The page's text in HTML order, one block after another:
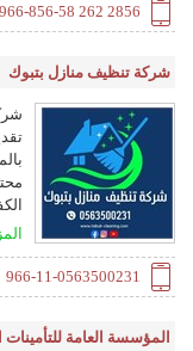
966-856-58 262 2856
شركة تنظيف منازل بتبوك
966-11-0563500231
المؤسسة العامة للتأمينات